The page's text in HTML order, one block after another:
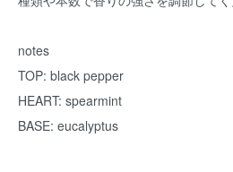
notes
TOP: black pepper
HEART: spearmint
BASE: eucalyptus